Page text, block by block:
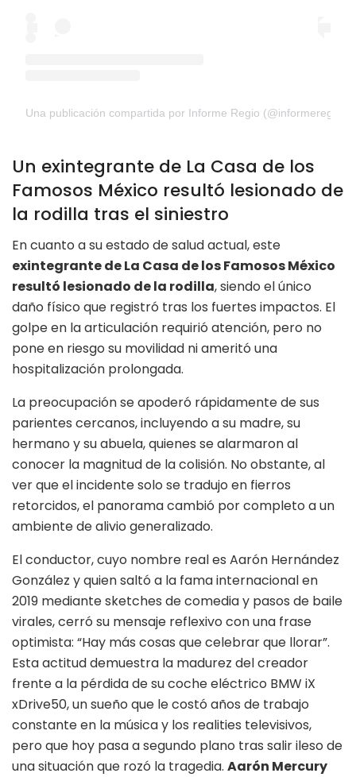
Una publicación compartida por Informe Regio (@informeregio)
Un exintegrante de La Casa de los
Famosos México resultó lesionado de
la rodilla tras el siniestro
En cuanto a su estado de salud actual, este
exintegrante de La Casa de los Famosos México
resultó lesionado de la rodilla, siendo el único
daño físico que registró tras los fuertes impactos. El
golpe en la articulación requirió atención, pero no
pone en riesgo su movilidad ni ameritó una
hospitalización prolongada.
La preocupación se apoderó rápidamente de sus
parientes cercanos, incluyendo a su madre, su
hermano y su abuela, quienes se alarmaron al
conocer la magnitud de la colisión. No obstante, al
ver que el incidente solo se tradujo en fierros
retorcidos, el panorama cambió por completo a un
ambiente de alivio generalizado.
El conductor, cuyo nombre real es Aarón Hernández
González y quien saltó a la fama internacional en
2019 mediante sketches de comedia y pasos de baile
virales, cerró su mensaje reflexivo con una frase
optimista: “Hay más cosas que celebrar que llorar”.
Esta actitud demuestra la madurez del creador
frente a la pérdida de su coche eléctrico BMW iX
xDrive50, un sueño que le costó años de trabajo
constante en la música y los realities televisivos,
pero que hoy pasa a segundo plano tras salir ileso de
una situación que rozó la tragedia. Aarón Mercury